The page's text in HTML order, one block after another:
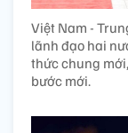
Việt Nam -
lãnh đạo hai
thức chung
bước mới.